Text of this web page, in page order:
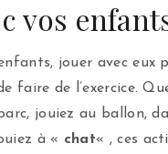
vos
jouer avec eux
faire de l’exercice.
jouiez au ballon,
à « chat« , ces